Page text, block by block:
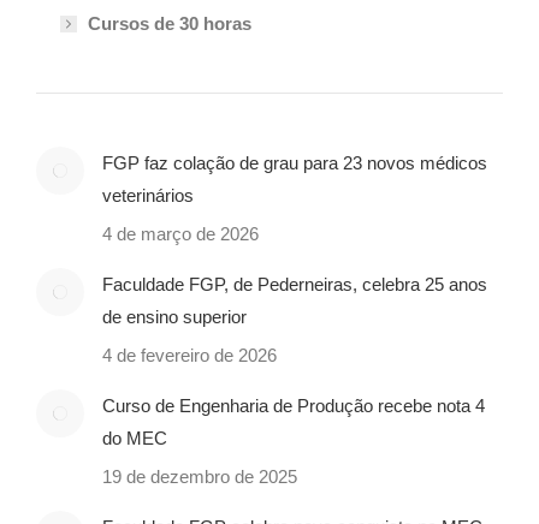
Cursos de 30 horas
FGP faz colação de grau para 23 novos médicos
veterinários
4 de março de 2026
Faculdade FGP, de Pederneiras, celebra 25 anos
de ensino superior
4 de fevereiro de 2026
Curso de Engenharia de Produção recebe nota 4
do MEC
19 de dezembro de 2025